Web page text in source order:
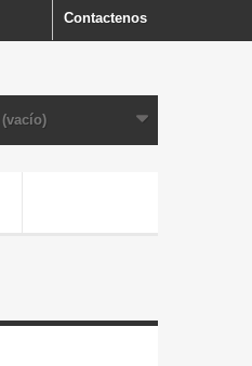
Contactenos
(vacío)